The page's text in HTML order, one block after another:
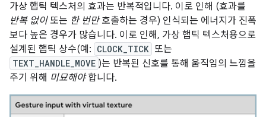
가상 햅틱 텍스처의 효과는 반복적입니다. 이로 인해 (효과를
반복 없이또는 한 번만호출하는 경우) 인식되는 에너지가 진폭
보다 높은 경우가 많습니다. 이로 인해, 가상 햅틱 텍스처용으로
설계된 햅틱 상수(예: CLOCK_TICK 또는
TEXT_HANDLE_MOVE )는 반복된 신호를 통해 움직임의 느낌을
주기 위해 미묘해야합니다.